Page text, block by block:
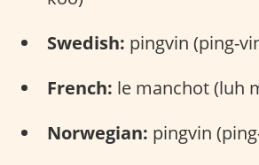
Swedish: pingvin (ping-
French: le manchot (luh
Norwegian: pingvin